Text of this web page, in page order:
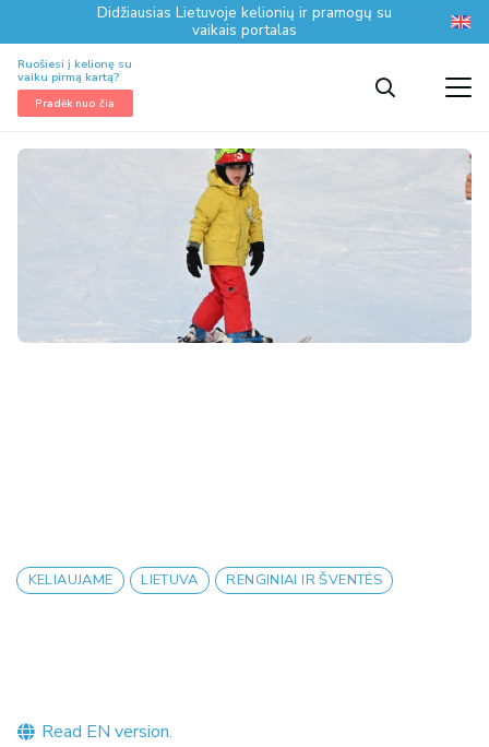
Didžiausias Lietuvoje kelionių ir pramogų su
vaikais portalas
Ruošiesi į kelionę su
vaiku pirmą kartą?
Pradėk nuo čia
KELIAUJAME LIETUVA RENGINIAI IR ŠVENTĖS
Read EN version.